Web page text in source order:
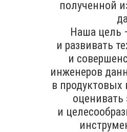
полученной
Наша цель
и развивать
и
инженеров
в продуктовых
и